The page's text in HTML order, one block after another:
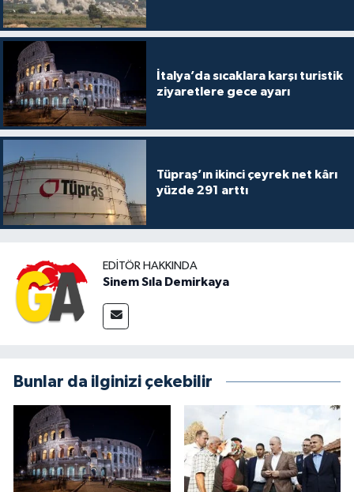
İtalya’da sıcaklara karşı turistik
ziyaretlere gece ayarı
Tüpraş’ın ikinci çeyrek net kârı
yüzde 291 arttı
EDITÖR HAKKINDA
Sinem Sıla Demirkaya
Bunlar da ilginizi çekebilir